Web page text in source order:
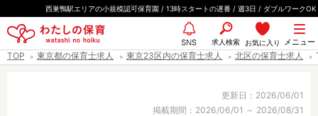
ー
の
西巣鴨駅エリアの小規模認可保育園 / 13時スタートの遅番 / 週3日 / ダブルワークOK
メニュー
お気に入り
求人検索
SNS
TOP 東京都の保育士求人 東京23区内の保育士求人 北区の保育士求人
更新日：2026/06/01
掲載期間：2026/06/01 ～ 2026/08/31
都道府県